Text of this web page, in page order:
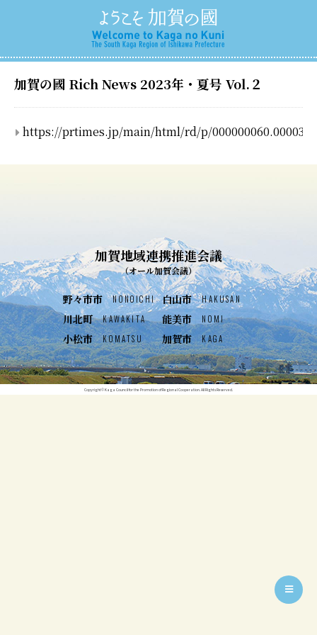
加賀の國 Rich News 2023年・夏号 Vol.２
https://prtimes.jp/main/html/rd/p/
加賀地域連携推進会議
（オール加賀会議）
野々市市 NONOICHI 白山市 HAKUSAN
川北町 KAWAKITA 能美市 NOMI
小松市 KOMATSU 加賀市 KAGA
Copyright© Kaga Council for the Promotion of Regional Cooperation. All Rights Reserved.